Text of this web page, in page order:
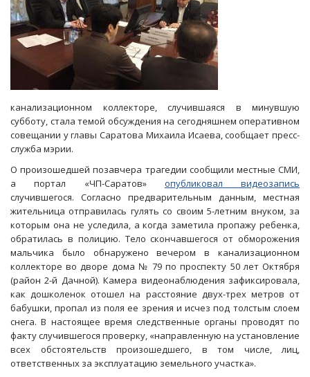
канализационном коллекторе, случившаяся в минувшую
субботу, стала темой обсуждения на сегодняшнем оперативном
совещании у главы Саратова Михаила Исаева, сообщает пресс-
служба мэрии.
О произошедшей позавчера трагедии сообщили местные СМИ,
а портал «ЧП-Саратов» опубликовал видеозапись
случившегося. Согласно предварительным данным, местная
жительница отправилась гулять со своим 5-летним внуком, за
которым она не уследила, а когда заметила пропажу ребенка,
обратилась в полицию. Тело скончавшегося от обморожения
мальчика было обнаружено вечером в канализационном
коллекторе во дворе дома № 79 по проспекту 50 лет Октября
(район 2-й Дачной). Камера видеонаблюдения зафиксировала,
как дошколенок отошел на расстояние двух-трех метров от
бабушки, пропал из поля ее зрения и исчез под толстым слоем
снега. В настоящее время следственные органы проводят по
факту случившегося проверку, «направленную на установление
всех обстоятельств произошедшего, в том числе, лиц,
ответственных за эксплуатацию земельного участка».